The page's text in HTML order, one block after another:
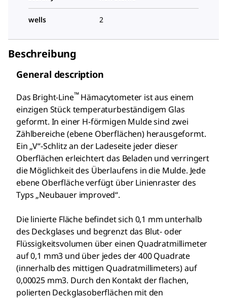
wells 2
Beschreibung
General description
Das Bright-Line™Hämacytometer ist aus einem
einzigen Stück temperaturbeständigem Glas
geformt. In einer H-förmigen Mulde sind zwei
Zählbereiche (ebene Oberflächen) herausgeformt.
Ein „V“-Schlitz an der Ladeseite jeder dieser
Oberflächen erleichtert das Beladen und verringert
die Möglichkeit des Überlaufens in die Mulde. Jede
ebene Oberfläche verfügt über Linienraster des
Typs „Neubauer improved“.
Die linierte Fläche befindet sich 0,1 mm unterhalb
des Deckglases und begrenzt das Blut- oder
Flüssigkeitsvolumen über einen Quadratmillimeter
auf 0,1 mm3 und über jedes der 400 Quadrate
(innerhalb des mittigen Quadratmillimeters) auf
0,00025 mm3. Durch den Kontakt der flachen,
polierten Deckglasoberflächen mit den